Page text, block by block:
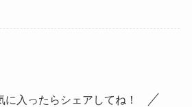
に入ったらシェアしてね！